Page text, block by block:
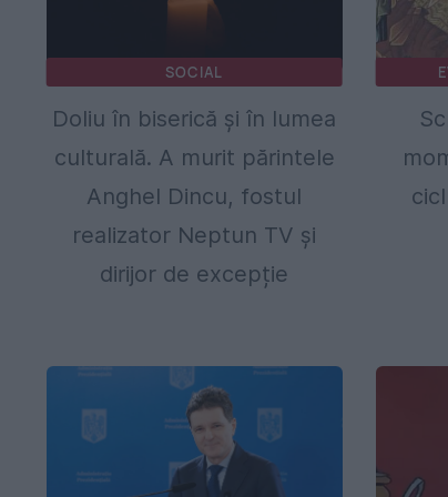
SOCIAL
Doliu în biserică și în lumea
culturală. A murit părintele
Anghel Dincu, fostul
realizator Neptun TV și
dirijor de excepție